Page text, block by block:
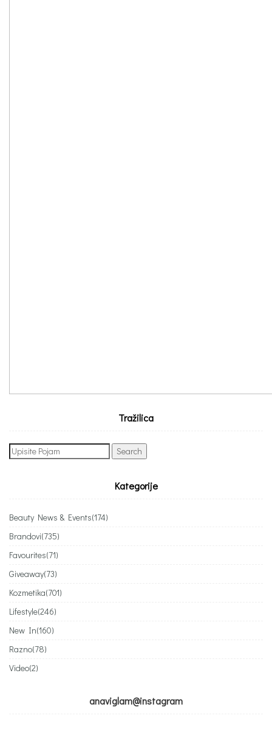
Tražilica
Search
for:
Kategorije
Beauty News & Events(174)
Brandovi(735)
Favourites(71)
Giveaway(73)
Kozmetika(701)
Lifestyle(246)
New In(160)
Razno(78)
Video(2)
anaviglam@instagram